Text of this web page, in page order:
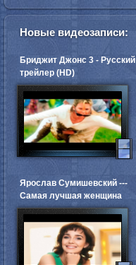
Новые видеозаписи:
Бриджит Джонс 3 - Русский
трейлер (HD)
Ярослав Сумишевский ---
Самая лучшая женщина